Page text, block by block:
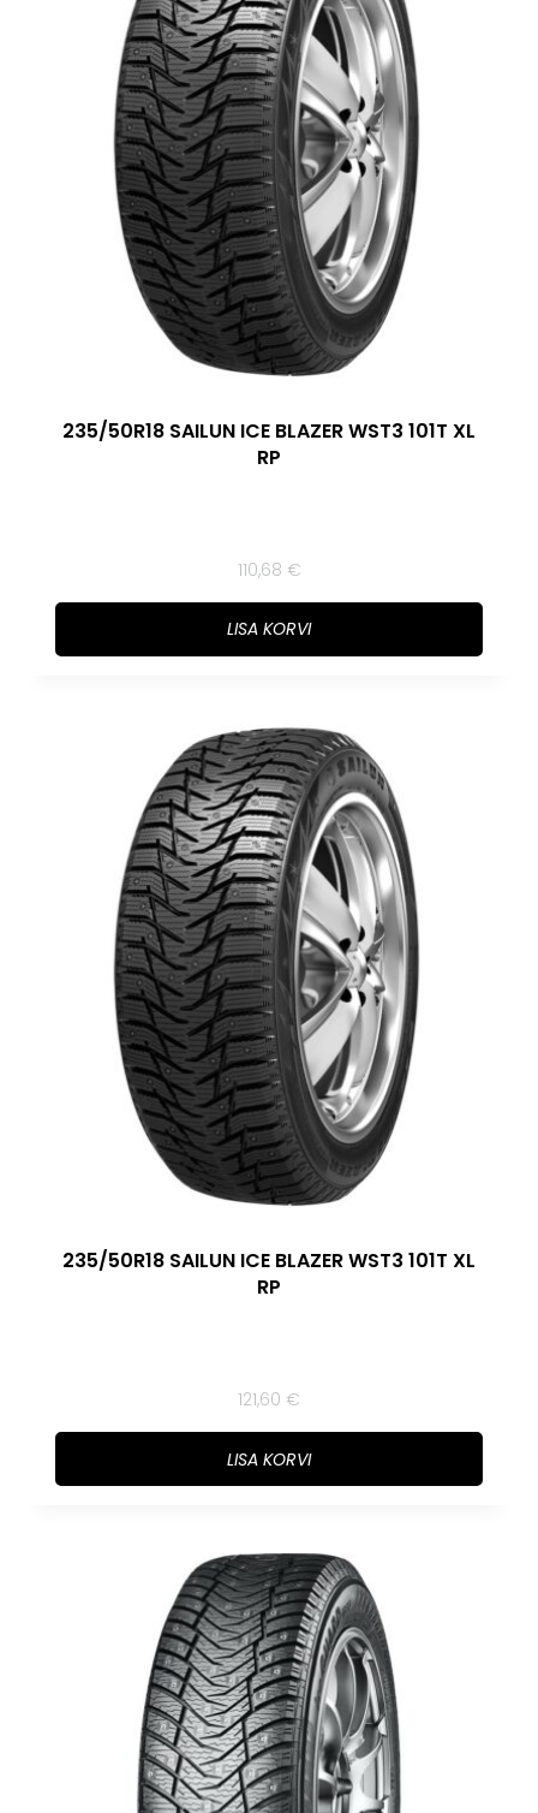
235/50R18 SAILUN ICE BLAZER WST3 101T XL
RP
110,68 €
LISA KORVI
235/50R18 SAILUN ICE BLAZER WST3 101T XL
RP
121,60 €
LISA KORVI